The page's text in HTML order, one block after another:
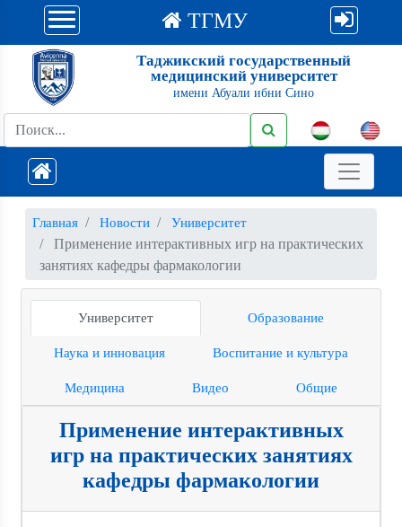
ТГМУ
Таджикский государственный
медицинский университет
имени Абуали ибни Сино
Главная Новости Университет
Применение интерактивных игр на практических
занятиях кафедры фармакологии
Университет Образование
Наука и инновация Воспитание и культура
Медицина Видео Общие
Применение интерактивных
игр на практических занятиях
кафедры фармакологии